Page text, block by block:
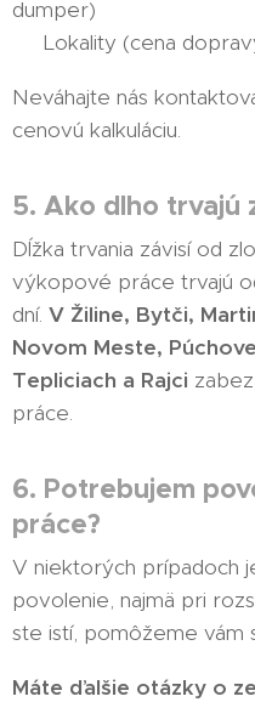
dumper)
💰 Lokality (cena
Neváhajte nás
cenovú kalkuláciu.
5. Ako dlho trvajú
Dĺžka trvania závisí od
výkopové práce trvajú
dní. V Žiline, Bytči,
Novom Meste,
Tepliciach a Rajci
práce.
6. Potrebujem
práce?
V niektorých prípadoch
povolenie, najmä pri
ste istí, pomôžeme vám
Máte ďalšie otázky o